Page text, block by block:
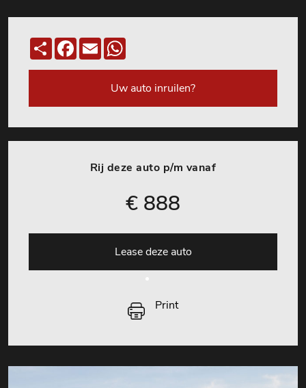
Deel Facebook
Email
Uw auto inruilen?
Rij deze auto p/m vanaf
€ 888
Lease deze auto
Print